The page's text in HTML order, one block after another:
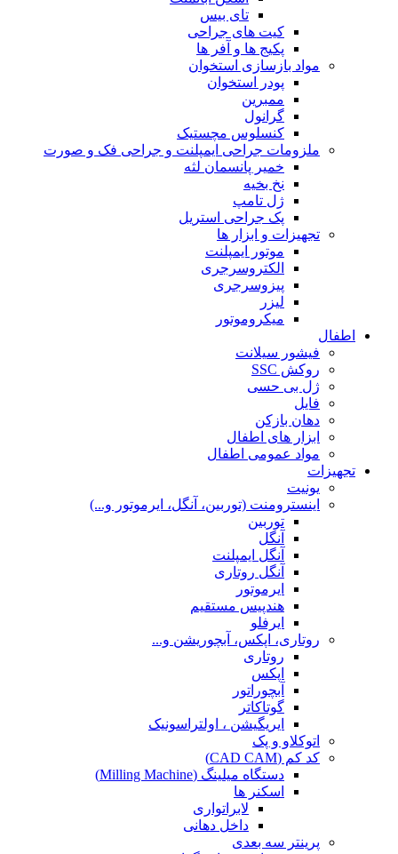
تای بیس
کیت های جراحی
پکیج ها و آفر ها
مواد بازسازی استخوان
پودر استخوان
ممبرین
گرانول
کنسلوس مچستیک
ملزومات جراحی ایمپلنت و جراحی فک و صورت
خمیر پانسمان لثه
نخ بخیه
ژل تامپ
پک جراحی استریل
تجهیزات و ابزار ها
موتور ایمپلنت
الکتروسرجری
پیزوسرجری
لیزر
میکروموتور
اطفال
فیشور سیلانت
روکش SSC
ژل بی حسی
فایل
دهان بازکن
ابزار های اطفال
مواد عمومی اطفال
تجهیزات
یونیت
اینسترومنت (توربین، آنگل، ایرموتور و...)
توربین
آنگل
آنگل ایمپلنت
آنگل روتاری
ایرموتور
هندپیس مستقیم
ایرفلو
روتاری، اپکس، آبچوریشن و...
روتاری
اپکس
آبچوراتور
گوتاکاتر
ایریگیشن ، اولتراسونیک
اتوکلاو و پک
کد کم (CAD CAM)
دستگاه میلینگ (Milling Machine)
اسکنر ها
لابراتواری
داخل دهانی
پرینتر سه بعدی